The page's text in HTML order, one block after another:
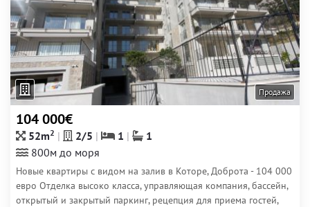
Продажа
104 000€
52m2 2/5 1
1
800м до моря
Новые квартиры с видом на залив в Которе, Доброта - 104 000
евро Отделка высоко класса, управляющая компания, бассейн,
открытый и закрытый паркинг, рецепция для приема гостей,